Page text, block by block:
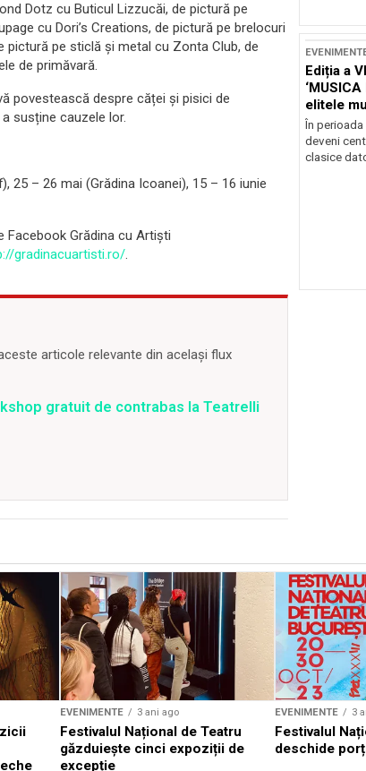
Dotz cu Buticul Lizzucăi, de pictură pe
cu Dori’s Creations, de pictură pe brelocuri
pictură pe sticlă și metal cu Zonta Club, de
de primăvară.
povestească despre căței și pisici de
susține cauzele lor.
25 – 26 mai (Grădina Icoanei), 15 – 16 iunie
Facebook Grădina cu Artiști
gradinacuartisti.ro/.
articole relevante din același flux
gratuit de contrabas la Teatrelli
Ediția a
elitele
Brașov
În
deveni
clasice
EVENIMENTE 3 ani ago
Festivalul Național de Teatru
găzduiește cinci expoziții de
excepție
EVENIMENTE 3
Festivalul
deschide